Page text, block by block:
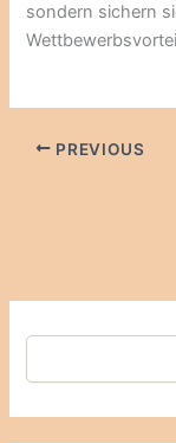
sondern sichern
PREVIOUS